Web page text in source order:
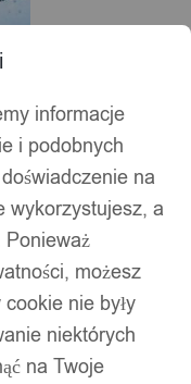
informacje
i podobnych
na
wykorzystujesz, a
możesz
nie były
niektórych
na Twoje